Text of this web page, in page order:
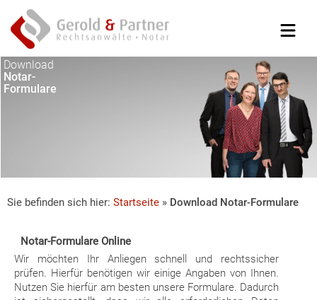
Download
Notar-
Formulare
Sie befinden sich hier: Startseite » Download Notar-Formulare
Notar-Formulare Online
Wir möchten Ihr Anliegen schnell und rechtssicher
prüfen. Hierfür benötigen wir einige Angaben von Ihnen.
Nutzen Sie hierfür am besten unsere Formulare. Dadurch